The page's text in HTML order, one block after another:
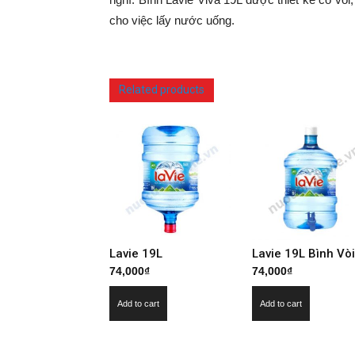
cho việc lấy nước uống.
Related products
Lavie 19L
74,000₫
Add to cart
Lavie 19L Bình Vòi
74,000₫
Add to cart